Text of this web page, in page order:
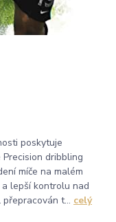
poskytuje
dribbling
míče na malém
lepší kontrolu nad
t... celý